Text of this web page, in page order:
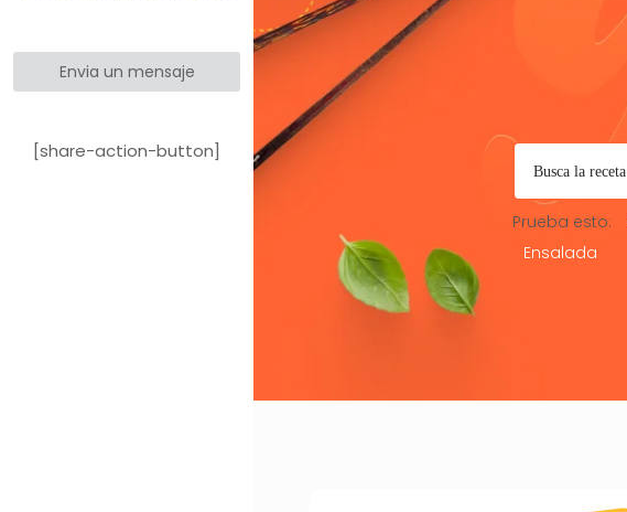
Prueba esto:
Ensalada
Envia un mensaje
[share-action-button]